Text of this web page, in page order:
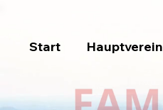
Start Hauptverein